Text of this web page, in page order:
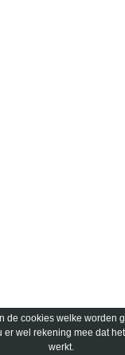
de cookies welke worden
wel rekening mee dat
werkt.